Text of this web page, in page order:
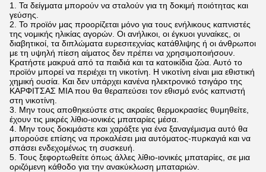
1. Τα δείγματα μπορούν να σταλούν για τη δοκιμή ποιότητας και
γεύσης.
2. Το προϊόν μας προορίζεται μόνο για τους ενήλικους καπνιστές
της νομικής ηλικίας αγορών. Οι ανήλικοι, οι έγκυοι γυναίκες, οι
διαβητικοί, τα διπλώματα ευρεσιτεχνίας κατάθλιψης ή οι άνθρωποι
με τη υψηλή πίεση αίματος δεν πρέπει να χρησιμοποιήσουν.
Κρατήστε μακρυά από τα παιδιά και τα κατοικίδια ζώα. Αυτό το
προϊόν μπορεί να περιέχει τη νικοτίνη. Η νικοτίνη είναι μια εθιστική
χημική ουσία. Και δεν υπάρχει κανένα ηλεκτρονικό τσιγάρο της
ΚΑΡΦΙΤΣΑΣ ΜΙΑ που θα θεραπεύσει τον εθισμό ενός καπνιστή
στη νικοτίνη.
3. Μην τους αποθηκεύστε στις ακραίες θερμοκρασίες θυμηθείτε,
έχουν τις μικρές λίθιο-ιονικές μπαταρίες μέσα.
4. Μην τους δοκιμάστε και χαράξτε για ένα ξαναγέμισμα αυτό θα
μπορούσε επίσης να προκαλέσει μια αυτόματος-πυρκαγιά και να
σπάσει ενδεχομένως τη συσκευή.
5. Τους ξεφορτωθείτε όπως άλλες λίθιο-ιονικές μπαταρίες, σε μια
οριζόμενη κάθοδο για την ανακύκλωση μπαταριών.